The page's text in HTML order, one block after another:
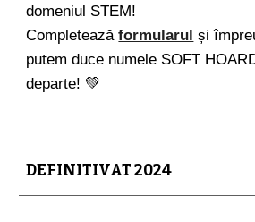
domeniul STEM!
Completeazăformularul și
putem duce numele SOFT
departe! 💚
DEFINITIVAT 2024